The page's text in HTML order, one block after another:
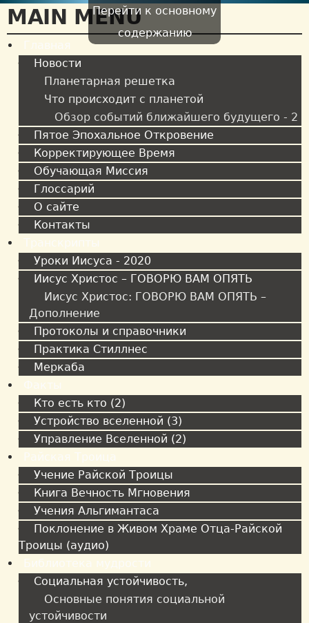
Перейти к основному
содержанию
MAIN MENU
Главная
Новости
Планетарная решетка
Что происходит с планетой
Обзор событий ближайшего будущего - 2
Пятое Эпохальное Откровение
Корректирующее Время
Обучающая Миссия
Глоссарий
О сайте
Контакты
Транскрипты
Уроки Иисуса - 2020
Иисус Христос – ГОВОРЮ ВАМ ОПЯТЬ
Иисус Христос: ГОВОРЮ ВАМ ОПЯТЬ –
Дополнение
Протоколы и справочники
Практика Стиллнес
Меркаба
Факты
Кто есть кто (2)
Устройство вселенной (3)
Управление Вселенной (2)
Райская Троица
Учение Райской Троицы
Книга Вечность Мгновения
Учения Альгимантаса
Поклонение в Живом Храме Отца-Райской
Троицы (аудио)
Библиотека мудрости
Социальная устойчивость,
Основные понятия социальной
устойчивости